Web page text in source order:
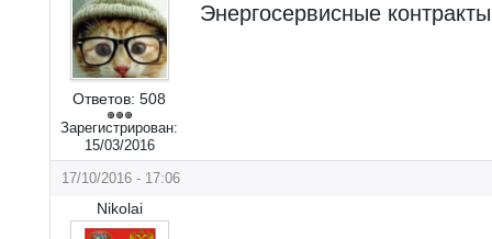
Ответов: 508
Зарегистрирован:
15/03/2016
Энергосервисные контракты
17/10/2016 - 17:06
Nikolai